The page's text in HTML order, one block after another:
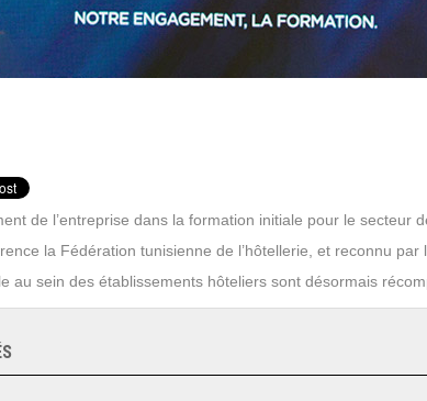
de l’entreprise dans la formation initiale pour le secteur
la Fédération tunisienne de l’hôtellerie, et reconnu par
au sein des établissements hôteliers sont désormais